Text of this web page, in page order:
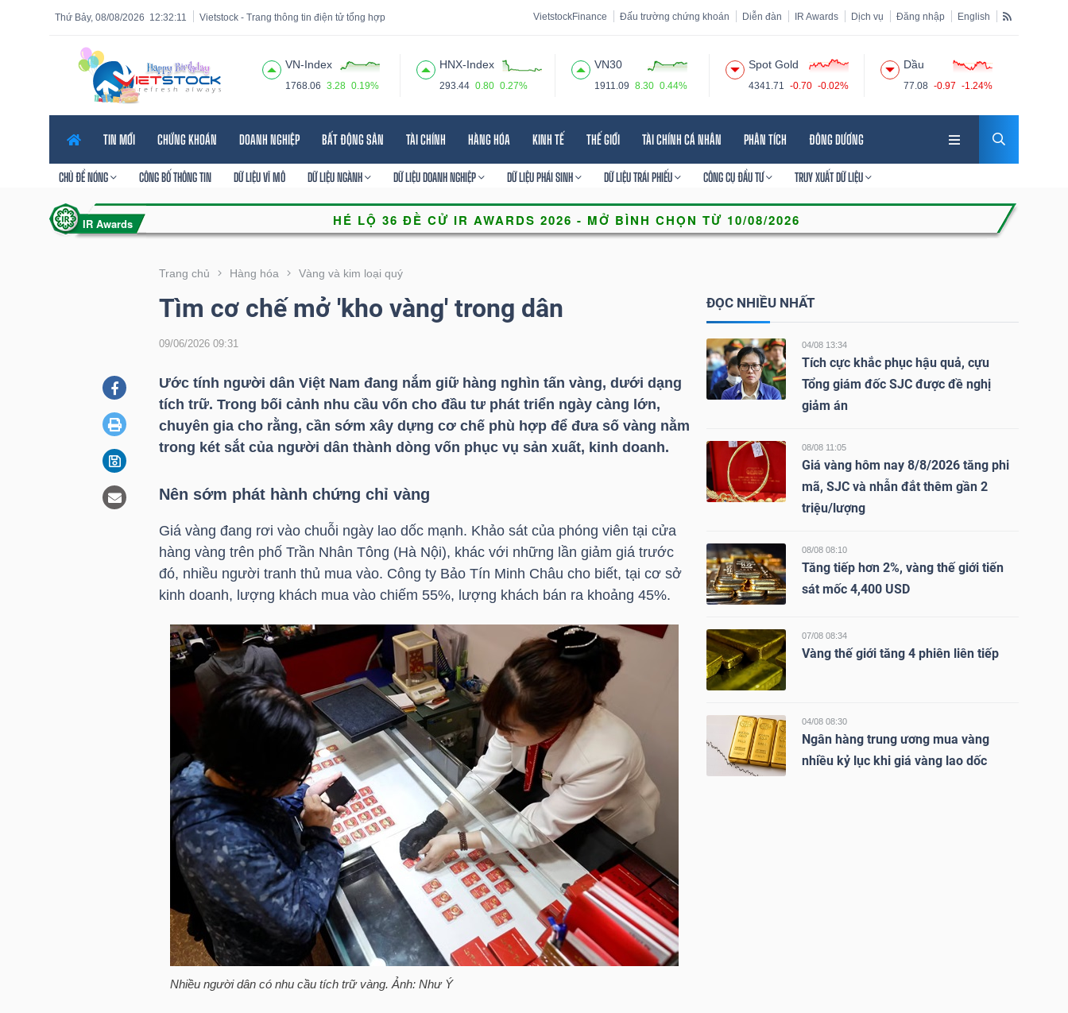
12:32:12
Thứ Bảy, 08/08/2026 Vietstock - Trang thông tin điện tử tổng hợp VietstockFinance Đấu trường chứng khoán Diễn đàn IR Awards Dịch vụ Đăng nhập English
VN-Index
1768.06 3.28 0.19%
HNX-Index
293.44 0.80 0.27%
VN30
1911.09 8.30 0.44%
Spot Gold
4341.71 -0.70 -0.02%
Dầu
77.08 -0.97 -1.24%
TIN MỚI CHỨNG KHOÁN DOANH NGHIỆP BẤT ĐỘNG SẢN TÀI CHÍNH HÀNG HÓA KINH TẾ THẾ GIỚI TÀI CHÍNH CÁ NHÂN PHÂN TÍCH ĐÔNG DƯƠNG
CHỦ ĐỀ NÓNG CÔNG BỐ THÔNG TIN DỮ LIỆU VĨ MÔ DỮ LIỆU NGÀNH DỮ LIỆU DOANH NGHIỆP DỮ LIỆU PHÁI SINH DỮ LIỆU TRÁI PHIẾU CÔNG CỤ ĐẦU TƯ TRUY XUẤT DỮ LIỆU
Trang chủ Hàng hóa Vàng và kim loại quý
Tìm cơ chế mở 'kho vàng' trong dân
09/06/2026 09:31
Ước tính người dân Việt Nam đang nắm giữ hàng nghìn tấn vàng, dưới dạng
tích trữ. Trong bối cảnh nhu cầu vốn cho đầu tư phát triển ngày càng lớn,
chuyên gia cho rằng, cần sớm xây dựng cơ chế phù hợp để đưa số vàng nằm
trong két sắt của người dân thành dòng vốn phục vụ sản xuất, kinh doanh.
Nên sớm phát hành chứng chỉ vàng
Giá vàng đang rơi vào chuỗi ngày lao dốc mạnh. Khảo sát của phóng viên tại cửa
hàng vàng trên phố Trần Nhân Tông (Hà Nội), khác với những lần giảm giá trước
đó, nhiều người tranh thủ mua vào. Công ty Bảo Tín Minh Châu cho biết, tại cơ sở
kinh doanh, lượng khách mua vào chiếm 55%, lượng khách bán ra khoảng 45%.
Nhiều người dân có nhu cầu tích trữ vàng. Ảnh: Như Ý
ĐỌC NHIỀU NHẤT
04/08 13:34
Tích cực khắc phục hậu quả, cựu
Tổng giám đốc SJC được đề nghị
giảm án
08/08 11:05
Giá vàng hôm nay 8/8/2026 tăng phi
mã, SJC và nhẫn đắt thêm gần 2
triệu/lượng
08/08 08:10
Tăng tiếp hơn 2%, vàng thế giới tiến
sát mốc 4,400 USD
07/08 08:34
Vàng thế giới tăng 4 phiên liên tiếp
04/08 08:30
Ngân hàng trung ương mua vàng
nhiều kỷ lục khi giá vàng lao dốc
Tính năng
năng
VIETSTOCK